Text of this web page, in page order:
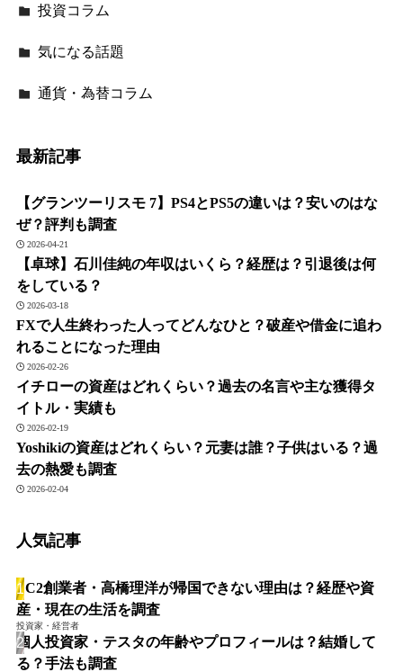
投資コラム
気になる話題
通貨・為替コラム
最新記事
【グランツーリスモ 7】PS4とPS5の違いは？安いのはな
ぜ？評判も調査
2026-04-21
【卓球】石川佳純の年収はいくら？経歴は？引退後は何
をしている？
2026-03-18
FXで人生終わった人ってどんなひと？破産や借金に追わ
れることになった理由
2026-02-26
イチローの資産はどれくらい？過去の名言や主な獲得タ
イトル・実績も
2026-02-19
Yoshikiの資産はどれくらい？元妻は誰？子供はいる？過
去の熱愛も調査
2026-02-04
人気記事
FC2創業者・高橋理洋が帰国できない理由は？経歴や資
産・現在の生活を調査
投資家・経営者
個人投資家・テスタの年齢やプロフィールは？結婚して
る？手法も調査